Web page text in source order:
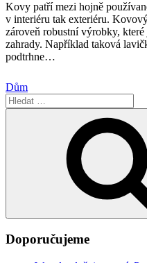
Kovy patří mezi hojně
v interiéru tak exteriéru.
zároveň robustní výrobky,
zahrady. Například taková
podtrhne…
Dům
Hledat:
Doporučujeme